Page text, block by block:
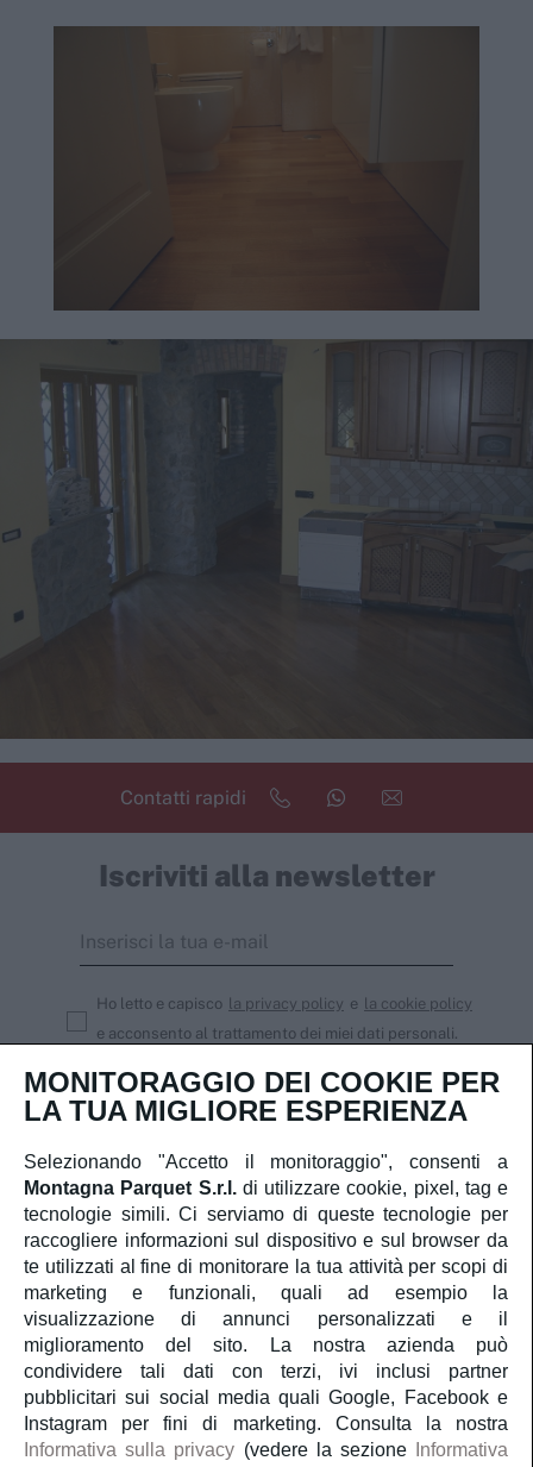
Contatti rapidi
Iscriviti alla newsletter
Ho letto e capisco la privacy policy e la cookie policy
e acconsento al trattamento dei miei dati personali.
Iscriviti
Servizio Clienti
Account
Servizi
Guida al parquet
MONITORAGGIO DEI COOKIE PER
LA TUA MIGLIORE ESPERIENZA
Selezionando "Accetto il monitoraggio", consenti a
Montagna Parquet S.r.l. di utilizzare cookie, pixel, tag e
tecnologie simili. Ci serviamo di queste tecnologie per
raccogliere informazioni sul dispositivo e sul browser da
te utilizzati al fine di monitorare la tua attività per scopi di
marketing e funzionali, quali ad esempio la
visualizzazione di annunci personalizzati e il
miglioramento del sito. La nostra azienda può
condividere tali dati con terzi, ivi inclusi partner
pubblicitari sui social media quali Google, Facebook e
Instagram per fini di marketing. Consulta la nostra
Informativa sulla privacy (vedere la sezione
Informativa